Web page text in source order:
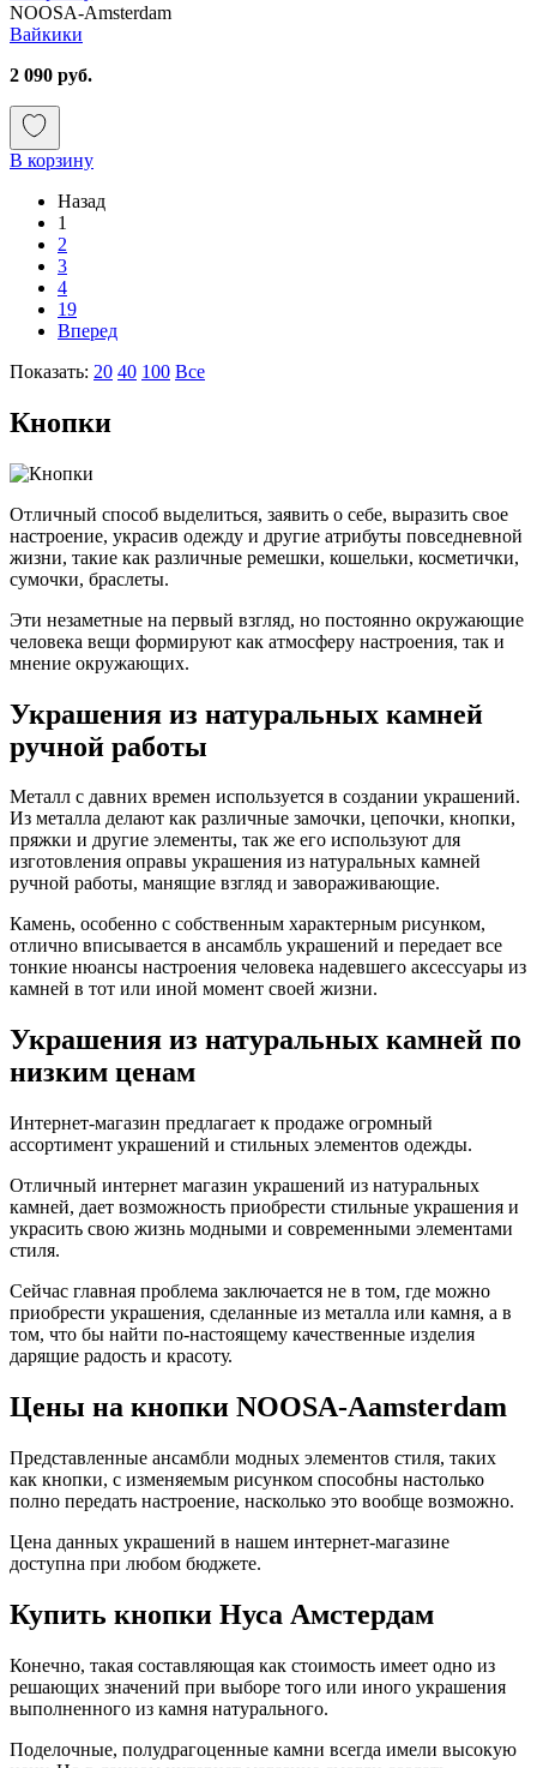
NOOSA-Amsterdam
Вайкики
2 090 руб.
В корзину
Назад
1
2
3
4
19
Вперед
Показать: 20 40 100 Все
Кнопки
Отличный способ выделиться, заявить о себе, выразить свое
настроение, украсив одежду и другие атрибуты повседневной
жизни, такие как различные ремешки, кошельки, косметички,
сумочки, браслеты.
Эти незаметные на первый взгляд, но постоянно окружающие
человека вещи формируют как атмосферу настроения, так и
мнение окружающих.
Украшения из натуральных камней
ручной работы
Металл с давних времен используется в создании украшений.
Из металла делают как различные замочки, цепочки, кнопки,
пряжки и другие элементы, так же его используют для
изготовления оправы украшения из натуральных камней
ручной работы, манящие взгляд и завораживающие.
Камень, особенно с собственным характерным рисунком,
отлично вписывается в ансамбль украшений и передает все
тонкие нюансы настроения человека надевшего аксессуары из
камней в тот или иной момент своей жизни.
Украшения из натуральных камней по
низким ценам
Интернет-магазин предлагает к продаже огромный
ассортимент украшений и стильных элементов одежды.
Отличный интернет магазин украшений из натуральных
камней, дает возможность приобрести стильные украшения и
украсить свою жизнь модными и современными элементами
стиля.
Сейчас главная проблема заключается не в том, где можно
приобрести украшения, сделанные из металла или камня, а в
том, что бы найти по-настоящему качественные изделия
дарящие радость и красоту.
Цены на кнопки NOOSA-Aamsterdam
Представленные ансамбли модных элементов стиля, таких
как кнопки, с изменяемым рисунком способны настолько
полно передать настроение, насколько это вообще возможно.
Цена данных украшений в нашем интернет-магазине
доступна при любом бюджете.
Купить кнопки Нуса Амстердам
Конечно, такая составляющая как стоимость имеет одно из
решающих значений при выборе того или иного украшения
выполненного из камня натурального.
Поделочные, полудрагоценные камни всегда имели высокую